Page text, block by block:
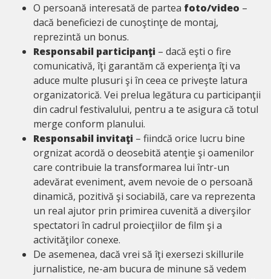
O persoană interesată de partea foto/video –
dacă beneficiezi de cunoştinţe de montaj,
reprezintă un bonus.
Responsabil participanţi – dacă eşti o fire
comunicativă, îţi garantăm că experienţa îţi va
aduce multe plusuri şi în ceea ce priveşte latura
organizatorică. Vei prelua legătura cu participanţii
din cadrul festivalului, pentru a te asigura că totul
merge conform planului.
Responsabil invitaţi – fiindcă orice lucru bine
orgnizat acordă o deosebită atenţie şi oamenilor
care contribuie la transformarea lui într-un
adevărat eveniment, avem nevoie de o persoană
dinamică, pozitivă şi sociabilă, care va reprezenta
un real ajutor prin primirea cuvenită a diverşilor
spectatori în cadrul proiecţiilor de film şi a
activităţilor conexe.
De asemenea, dacă vrei să îţi exersezi skillurile
jurnalistice, ne-am bucura de minune să vedem